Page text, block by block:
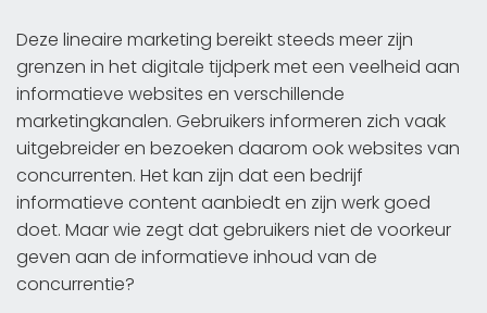
Deze lineaire marketing bereikt steeds meer zijn
grenzen in het digitale tijdperk met een veelheid aan
informatieve websites en verschillende
marketingkanalen. Gebruikers informeren zich vaak
uitgebreider en bezoeken daarom ook websites van
concurrenten. Het kan zijn dat een bedrijf
informatieve content aanbiedt en zijn werk goed
doet. Maar wie zegt dat gebruikers niet de voorkeur
geven aan de informatieve inhoud van de
concurrentie?